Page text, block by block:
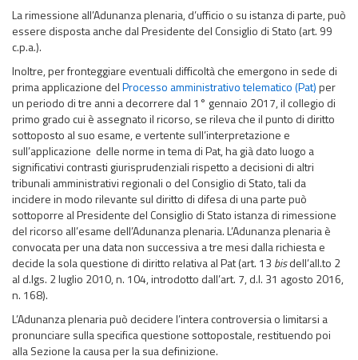
La rimessione all’Adunanza plenaria, d’ufficio o su istanza di parte, può
essere disposta anche dal Presidente del Consiglio di Stato (art. 99
c.p.a.).
Inoltre, per fronteggiare eventuali difficoltà che emergono in sede di
prima applicazione delProcesso amministrativo telematico (Pat)per
un periodo di tre anni a decorrere dal 1° gennaio 2017, il collegio di
primo grado cui è assegnato il ricorso, se rileva che il punto di diritto
sottoposto al suo esame, e vertente sull’interpretazione e
sull’applicazione delle norme in tema di Pat, ha già dato luogo a
significativi contrasti giurisprudenziali rispetto a decisioni di altri
tribunali amministrativi regionali o del Consiglio di Stato, tali da
incidere in modo rilevante sul diritto di difesa di una parte può
sottoporre al Presidente del Consiglio di Stato istanza di rimessione
del ricorso all’esame dell’Adunanza plenaria. L’Adunanza plenaria è
convocata per una data non successiva a tre mesi dalla richiesta e
decide la sola questione di diritto relativa al Pat (art. 13 bisdell’all.to 2
al d.lgs. 2 luglio 2010, n. 104, introdotto dall’art. 7, d.l. 31 agosto 2016,
n. 168).
L’Adunanza plenaria può decidere l’intera controversia o limitarsi a
pronunciare sulla specifica questione sottopostale, restituendo poi
alla Sezione la causa per la sua definizione.